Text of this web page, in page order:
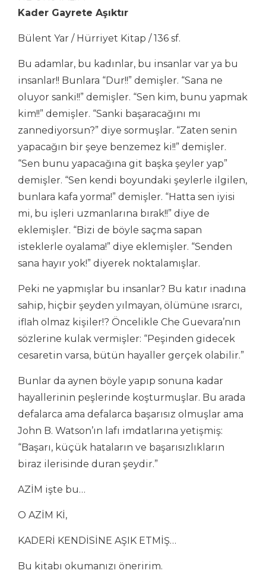
Kader Gayrete Aşıktır
Bülent Yar / Hürriyet Kitap / 136 sf.
Bu adamlar, bu kadınlar, bu insanlar var ya bu
insanlar!! Bunlara “Dur!!” demişler. “Sana ne
oluyor sanki!!” demişler. “Sen kim, bunu yapmak
kim!!” demişler. “Sanki başaracağını mı
zannediyorsun?” diye sormuşlar. “Zaten senin
yapacağın bir şeye benzemez ki!!” demişler.
“Sen bunu yapacağına git başka şeyler yap”
demişler. “Sen kendi boyundaki şeylerle ilgilen,
bunlara kafa yorma!” demişler. “Hatta sen iyisi
mi, bu işleri uzmanlarına bırak!!” diye de
eklemişler. “Bizi de böyle saçma sapan
isteklerle oyalama!” diye eklemişler. “Senden
sana hayır yok!” diyerek noktalamışlar.
Peki ne yapmışlar bu insanlar? Bu katır inadına
sahip, hiçbir şeyden yılmayan, ölümüne ısrarcı,
iflah olmaz kişiler!? Öncelikle Che Guevara’nın
sözlerine kulak vermişler: “Peşinden gidecek
cesaretin varsa, bütün hayaller gerçek olabilir.”
Bunlar da aynen böyle yapıp sonuna kadar
hayallerinin peşlerinde koşturmuşlar. Bu arada
defalarca ama defalarca başarısız olmuşlar ama
John B. Watson’ın lafı imdatlarına yetişmiş:
“Başarı, küçük hataların ve başarısızlıkların
biraz ilerisinde duran şeydir.”
AZİM işte bu…
O AZİM Kİ,
KADERİ KENDİSİNE AŞIK ETMİŞ…
Bu kitabı okumanızı öneririm.